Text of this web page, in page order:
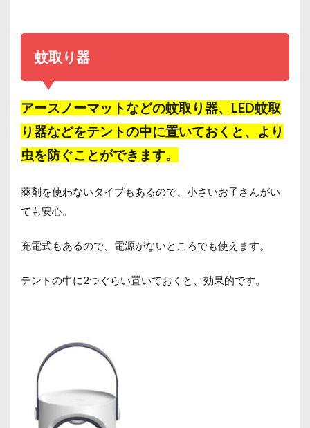
蚊取り器
アースノーマットなどの蚊取り器、LED蚊取
り器などをテントの中に置いておくと、より
虫を防ぐことができます。
薬剤を使わないタイプもあるので、小さいお子さんがい
ても安心。
充電式もあるので、電源がないところでも使えます。
テントの中に2つぐらい置いておくと、効果的です。